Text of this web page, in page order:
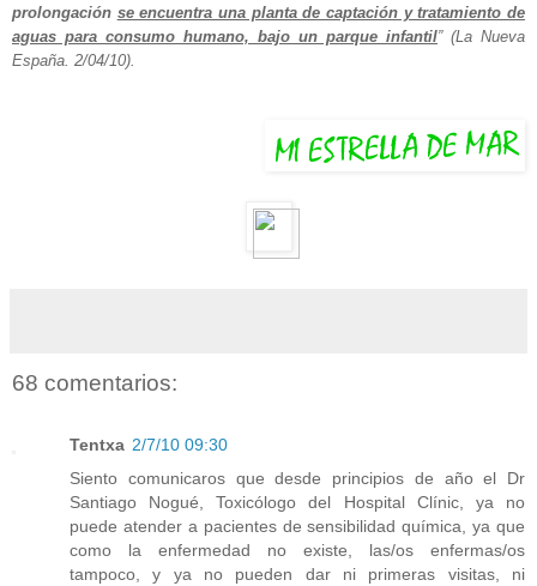
prolongación se encuentra una planta de captación y tratamiento de
aguas para consumo humano, bajo un parque infantil” (La Nueva
España. 2/04/10).
68 comentarios:
Tentxa 2/7/10 09:30
Siento comunicaros que desde principios de año el Dr
Santiago Nogué, Toxicólogo del Hospital Clínic, ya no
puede atender a pacientes de sensibilidad química, ya que
como la enfermedad no existe, las/os enfermas/os
tampoco, y ya no pueden dar ni primeras visitas, ni